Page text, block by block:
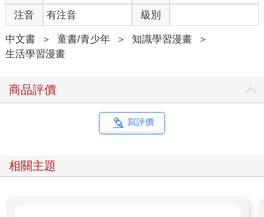
注音 有注音 級別
中文書 ＞ 童書/青少年 ＞ 知識學習漫畫
＞
生活學習漫畫
商品評價
寫評價
相關主題